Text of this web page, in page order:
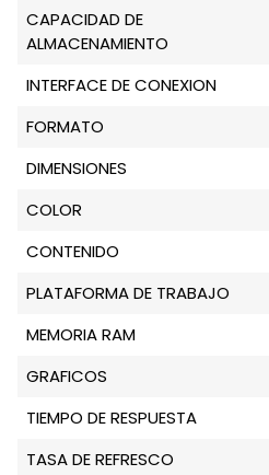
CAPACIDAD DE
ALMACENAMIENTO
INTERFACE DE CONEXION
FORMATO
DIMENSIONES
COLOR
CONTENIDO
PLATAFORMA DE TRABAJO
MEMORIA RAM
GRAFICOS
TIEMPO DE RESPUESTA
TASA DE REFRESCO